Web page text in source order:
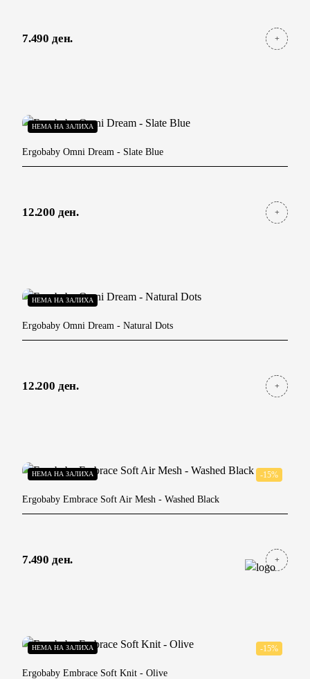
7.490 ден.
НЕМА НА ЗАЛИХА
Ergobaby Omni Dream - Slate Blue
12.200 ден.
НЕМА НА ЗАЛИХА
Ergobaby Omni Dream - Natural Dots
12.200 ден.
-15%
НЕМА НА ЗАЛИХА
Ergobaby Embrace Soft Air Mesh - Washed Black
7.490 ден.
-15%
НЕМА НА ЗАЛИХА
Ergobaby Embrace Soft Knit - Olive